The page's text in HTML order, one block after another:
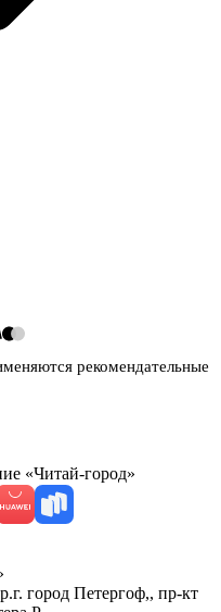
рекомендательные
«Читай-город»
город Петергоф,, пр-кт